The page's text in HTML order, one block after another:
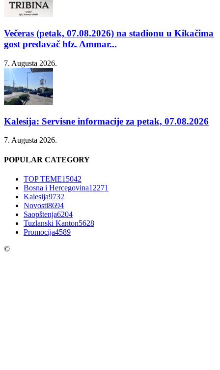
Večeras (petak, 07.08.2026) na stadionu u Kikačima
gost predavač hfz. Ammar...
7. Augusta 2026.
Kalesija: Servisne informacije za petak, 07.08.2026
7. Augusta 2026.
POPULAR CATEGORY
TOP TEME15042
Bosna i Hercegovina12271
Kalesija9732
Novosti8694
Saopštenja6204
Tuzlanski Kanton5628
Promocija4589
©